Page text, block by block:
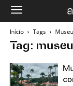
Início Tags
Tag: